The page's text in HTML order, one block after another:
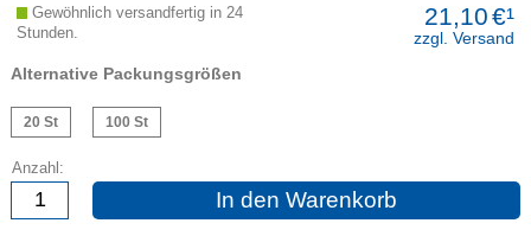
21,10€¹
zzgl. Versand
Gewöhnlich versandfertig in 24
Stunden.
Alternative Packungsgrößen
20 St 100 St
Anzahl:
In den Warenkorb